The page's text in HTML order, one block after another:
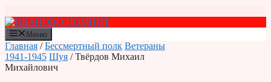
к
содержимому
Меню
Главная /Бессмертный полк Ветераны
1941-1945 Шуя / Твёрдов Михаил
Михайлович